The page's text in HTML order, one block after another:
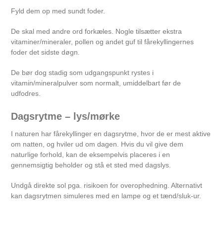
Fyld dem op med sundt foder.
De skal med andre ord forkæles. Nogle tilsætter ekstra
vitaminer/mineraler, pollen og andet guf til fårekyllingernes
foder det sidste døgn.
De bør dog stadig som udgangspunkt rystes i
vitamin/mineralpulver som normalt, umiddelbart før de
udfodres.
Dagsrytme – lys/mørke
I naturen har fårekyllinger en dagsrytme, hvor de er mest aktive
om natten, og hviler ud om dagen. Hvis du vil give dem
naturlige forhold, kan de eksempelvis placeres i en
gennemsigtig beholder og stå et sted med dagslys.
Undgå direkte sol pga. risikoen for overophedning. Alternativt
kan dagsrytmen simuleres med en lampe og et tænd/sluk-ur.